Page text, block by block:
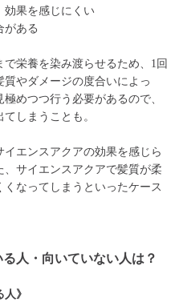
効果を感じにくい
がある
栄養を染み渡らせるため、1回
やダメージの度合いによっ
めつつ行う必要があるので、
しまうことも。
エンスアクアの効果を感じら
サイエンスアクアで髪質が柔
なってしまうといったケース
人・向いていない人は？
》